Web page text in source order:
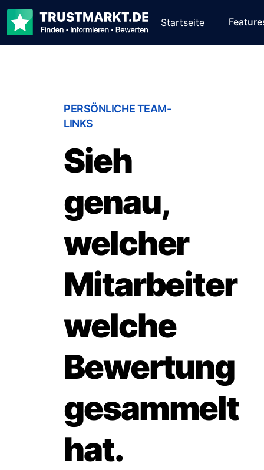
Startseite
PERSÖNLICHE TEAM-
LINKS
Sieh
genau,
welcher
Mitarbeiter
welche
Bewertung
gesammelt
hat.